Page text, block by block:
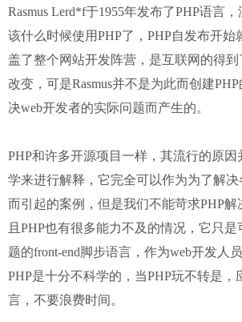
Rasmus Lerd*f于1955年发布了PHP语言
该什么时候使用PHP了，PHP自发布开始
盖了整个网站开发阵营，是互联网的得
改变，可是Rasmus并不是为此而创建
决web开发者的实际问题而产生的。
PHP和许多开源项目一样，其流行的原
学来进行解释，它完全可以作为为了解
而引起的案例，但是我们不能苛求PHP
且PHP也有很多能力不及的情况，它只
题的front-end脚步语言，作为web开发人
PHP是十分不科学的，当PHP玩不转是，
言，不要浪费时间。